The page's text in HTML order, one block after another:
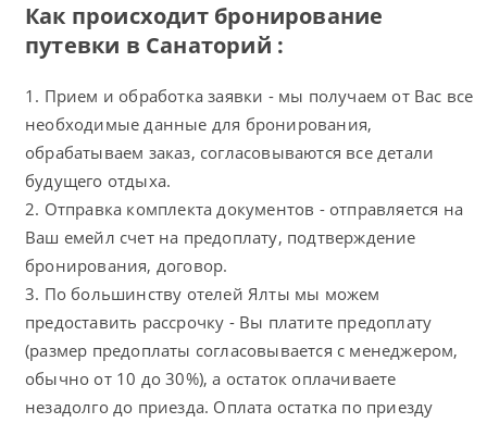
Как происходит бронирование
путевки в Санаторий :
1. Прием и обработка заявки - мы получаем от Вас все
необходимые данные для бронирования,
обрабатываем заказ, согласовываются все детали
будущего отдыха.
2. Отправка комплекта документов - отправляется на
Ваш емейл счет на предоплату, подтверждение
бронирования, договор.
3. По большинству отелей Ялты мы можем
предоставить рассрочку - Вы платите предоплату
(размер предоплаты согласовывается с менеджером,
обычно от 10 до 30%), а остаток оплачиваете
незадолго до приезда. Оплата остатка по приезду